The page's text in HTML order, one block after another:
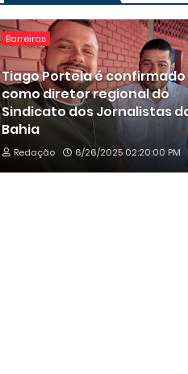
Barreiras
Tiago Portela é confirmado
como diretor regional do
Sindicato dos Jornalistas
Bahia
Redação 6/26/2025 02:20:00 PM